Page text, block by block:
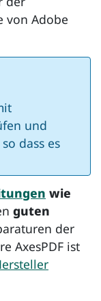
von Adobe
und
dass es
wie
guten
der
AxesPDF ist